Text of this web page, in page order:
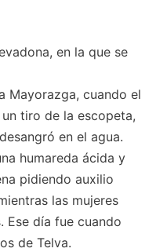
en la que se
Mayorazga, cuando el
tiro de la escopeta,
en el agua.
humareda ácida y
pidiendo auxilio
las mujeres
Ese día fue cuando
de Telva.